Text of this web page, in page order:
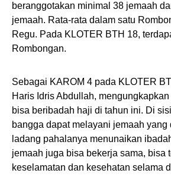
beranggotakan minimal 38 jemaah
jemaah. Rata-rata dalam satu
Regu. Pada KLOTER BTH 18,
Rombongan.
Sebagai KAROM 4 pada KLOTER
Haris Idris Abdullah,
bisa beribadah haji di tahun ini. Di
bangga dapat melayani jemaah
ladang pahalanya menunaikan
jemaah juga bisa bekerja sama, bisa
keselamatan dan kesehatan selama